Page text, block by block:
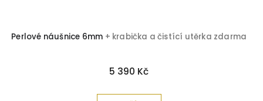
Perlové náušnice 6mm + krabička a čistící utěrka zdarma
5 390 Kč